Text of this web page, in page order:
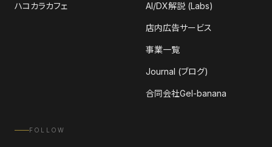
ハコカラカフェ AI/DX解説 (Labs)
店内広告サービス
事業一覧
Journal (ブログ)
合同会社Gel-banana
FOLLOW